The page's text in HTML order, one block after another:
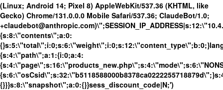
(Linux; Android 14; Pixel 8) AppleWebKit/537.36 (KHTML, like
Gecko) Chrome/131.0.0.0 Mobile Safari/537.36; ClaudeBot/1.0;
{s:8:\"contents\";a:0:
{s:4:\"path\";a:1:{i:0;a:4:
{}}}s:8:\"snapshot\";a:0:{}}sess_discount_code|N;')